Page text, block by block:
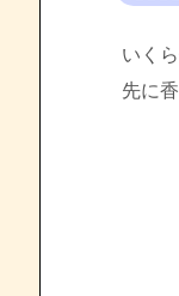
いく
先に